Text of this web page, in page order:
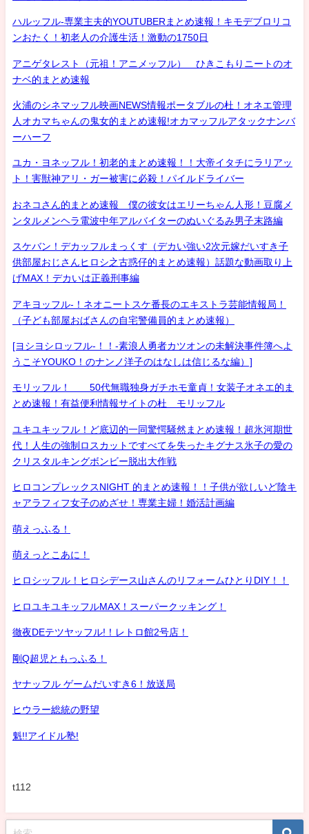
ハルッフル-専業主夫的YOUTUBERまとめ速報！キモデブロリコ
ンおたく！初老人の介護生活！激動の1750日
アニゲタレスト（元祖！アニメッフル） ひきこもりニートのオ
ナベ的まとめ速報
火浦のシネマッフル映画NEWS情報ポータブルの杜！オネエ管理
人オカマちゃんの鬼女的まとめ速報!オカマッフルアタックナンバ
ーハーフ
ユカ・ヨネッフル！初老的まとめ速報！！大帝イタチにラリアッ
ト！害獣神アリ・ガー被害に必殺！パイルドライバー
おネコさん的まとめ速報 僕の彼女はエリーちゃん人形！豆腐メ
ンタルメンヘラ電波中年アルバイターのぬいぐるみ男子末路編
スケバン！デカッフルまっくす（デカい強い2次元嫁だいすき子
供部屋おじさんヒロシ之古惑仔的まとめ速報）話題な動画取り上
げMAX！デカいは正義刑事編
アキヨッフル-！ネオニートスケ番長のエキストラ芸能情報局！
（子ども部屋おばさんの自宅警備員的まとめ速報）
[ヨシヨシロッフル-！！-素浪人勇者カツオンの未解決事件簿へよ
うこそYOUKO！のナンノ洋子のはなしは信じるな編）]
モリッフル！ 50代無職独身ガチホモ童貞！女装子オネエ的ま
とめ速報！有益便利情報サイトの杜 モリッフル
ユキユキッフル！ど底辺的一同驚愕騒然まとめ速報！超氷河期世
代！人生の強制ロスカットですべてを失ったキグナス氷子の愛の
クリスタルキングボンビー脱出大作戦
ヒロコンプレックスNIGHT 的まとめ速報！！子供が欲しいど陰キ
ャアラフィフ女子のめざせ！専業主婦！婚活計画編
萌えっふる！
萌えっとこあに！
ヒロシッフル！ヒロシデース山さんのリフォームひとりDIY！！
ヒロユキユキッフルMAX！スーパークッキング！
徹夜DEテツヤッフル!！レトロ館2号店！
剛Q超児ともっふる！
ヤナッフル ゲームだいすき6！放送局
ヒウラー総統の野望
魁!!アイドル塾!
t112